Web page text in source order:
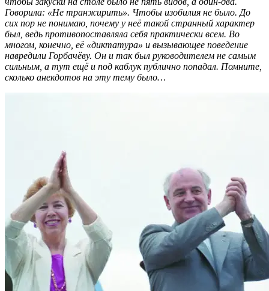
Говорила: «Не транжирить». Чтобы изобилия не было. До
сих пор не понимаю, почему у неё такой странный характер
был, ведь противопоставляла себя практически всем. Во
многом, конечно, её «диктатура» и вызывающее поведение
навредили Горбачёву. Он и так был руководителем не самым
сильным, а тут ещё и под каблук публично попадал. Помните,
сколько анекдотов на эту тему было…